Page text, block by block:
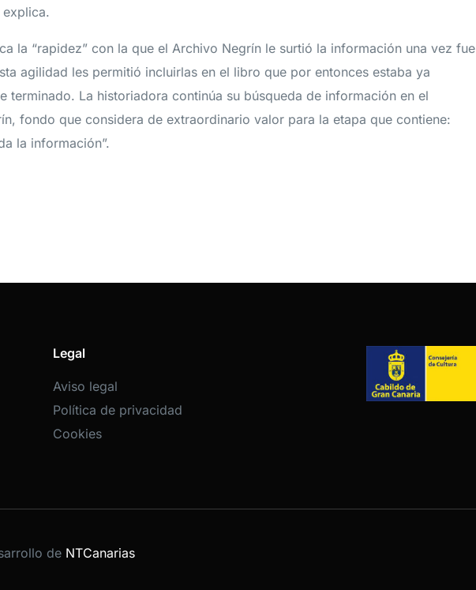
explica.
la “rapidez” con la que el Archivo Negrín le surtió la información una vez fue
agilidad les permitió incluirlas en el libro que por entonces estaba ya
terminado. La historiadora continúa su búsqueda de información en el
fondo que considera de extraordinario valor para la etapa que contiene:
la información”.
Legal
Aviso legal
Política de privacidad
Cookies
de NTCanarias